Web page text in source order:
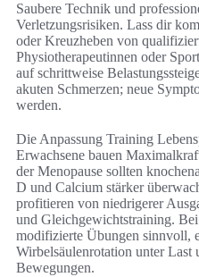
Saubere Technik und
Verletzungsrisiken. Lass dir
oder Kreuzheben von
Physiotherapeutinnen oder
auf schrittweise
akuten Schmerzen; neue
werden.
Die Anpassung Training
Erwachsene bauen
der Menopause sollten
D und Calcium stärker
profitieren von niedrigerer
und Gleichgewichtstraining.
modifizierte Übungen sinnvoll,
Wirbelsäulenrotation unter Last
Bewegungen.